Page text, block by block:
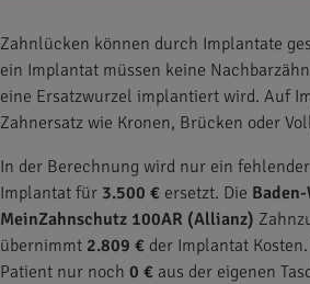
Zahnlücken können durch Implantate
ein Implantat müssen keine
eine Ersatzwurzel implantiert wird. Auf
Zahnersatz wie Kronen, Brücken oder
In der Berechnung wird nur ein
Implantat für 3.500 € ersetzt. Die
MeinZahnschutz 100AR (Allianz)
übernimmt 2.809 € der Implantat
Patient nur noch 0 € aus der eigenen